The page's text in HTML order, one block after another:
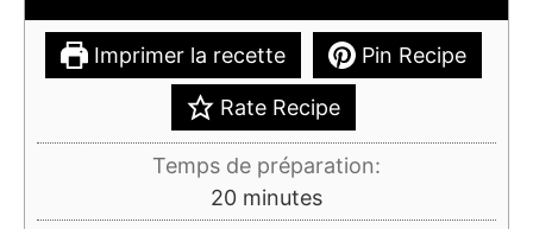
Imprimer la recette Pin Recipe
Rate Recipe
Temps de préparation:
20minutes
minutes